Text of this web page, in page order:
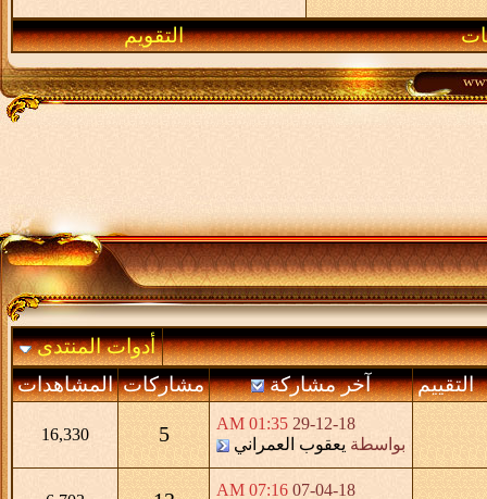
التقويم
أدوات المنتدى
التقييم
آخر مشاركة مشاركات المشاهدات
29-12-18
01:35 AM
بواسطة يعقوب العمراني 5
16,330
07-04-18
07:16 AM